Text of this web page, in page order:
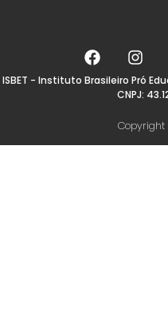
ISBET - Instituto Brasileiro Pró
CNPJ: